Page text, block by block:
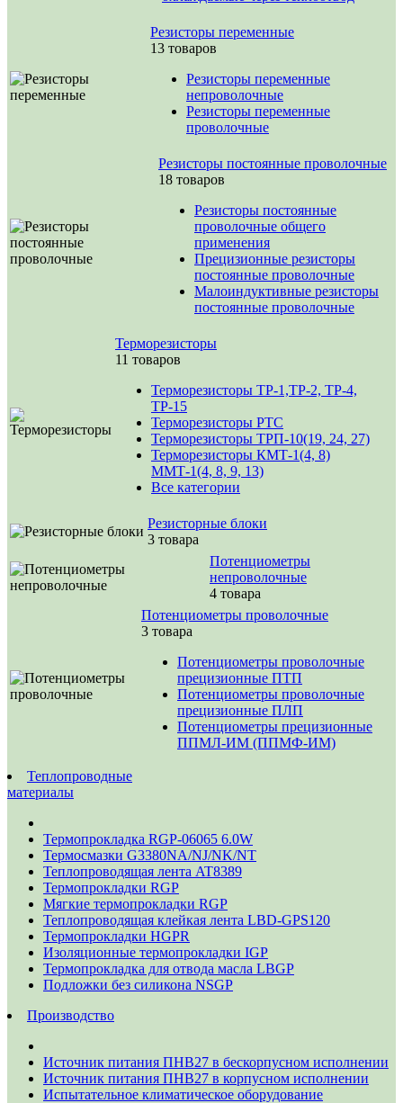
Резисторы переменные
13 товаров
Резисторы переменные
непроволочные
Резисторы переменные
проволочные
Резисторы постоянные проволочные
18 товаров
Резисторы постоянные
проволочные общего
применения
Прецизионные резисторы
постоянные проволочные
Малоиндуктивные резисторы
постоянные проволочные
Терморезисторы
11 товаров
Терморезисторы ТР-1,ТР-2, ТР-4,
ТР-15
Терморезисторы РТС
Терморезисторы ТРП-10(19, 24, 27)
Терморезисторы КМТ-1(4, 8)
ММТ-1(4, 8, 9, 13)
Все категории
Резисторные блоки
3 товара
Потенциометры
непроволочные
4 товара
Потенциометры проволочные
3 товара
Потенциометры проволочные
прецизионные ПТП
Потенциометры проволочные
прецизионные ПЛП
Потенциометры прецизионные
ППМЛ-ИМ (ППМФ-ИМ)
Теплопроводные
материалы
Термопрокладка RGP-06065 6.0W
Термосмазки G3380NA/NJ/NK/NT
Теплопроводящая лента AT8389
Термопрокладки RGP
Мягкие термопрокладки RGP
Теплопроводящая клейкая лента LBD-GPS120
Термопрокладки HGPR
Изоляционные термопрокладки IGP
Термопрокладка для отвода масла LBGP
Подложки без силикона NSGP
Производство
Источник питания ПНВ27 в бескорпусном исполнении
Источник питания ПНВ27 в корпусном исполнении
Испытательное климатическое оборудование